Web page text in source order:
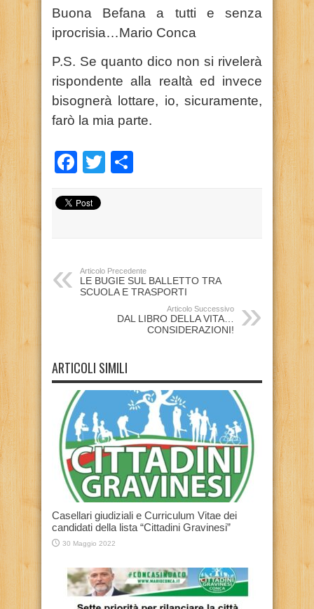
Buona Befana a tutti e senza
iprocrisia…Mario Conca
P.S. Se quanto dico non si rivelerà
rispondente alla realtà ed invece
bisognerà lottare, io, sicuramente,
farò la mia parte.
Facebook
Twitter
Articolo Precedente
LE BUGIE SUL BALLETTO TRA
SCUOLA E TRASPORTI
Articolo Successivo
DAL LIBRO DELLA VITA…
CONSIDERAZIONI!
ARTICOLI SIMILI
Casellari giudiziali e Curriculum Vitae dei
candidati della lista “Cittadini Gravinesi”
30 Maggio 2022